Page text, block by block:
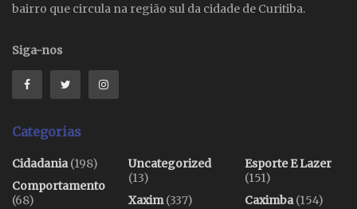
bairro que circula na região sul da cidade de Curitiba.
Siga-nos
Categorias
Cidadania(198)
Comportamento
(68)
Uncategorized
(13)
Xaxim(337)
Esporte E Lazer
(151)
Caximba(154)